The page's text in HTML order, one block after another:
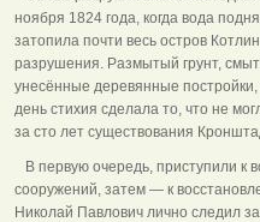
ноября 1824 года, когда вода
затопила почти весь остров
разрушения. Размытый грунт,
унесённые деревянные
день стихия сделала то, что не
за сто лет существования
В первую очередь, приступили к
сооружений, затем — к
Николай Павлович лично следил